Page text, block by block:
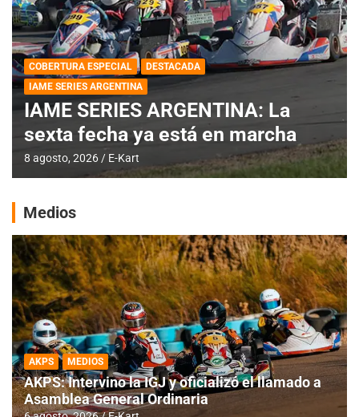
COBERTURA ESPECIAL
DESTACADA
IAME SERIES ARGENTINA
IAME SERIES ARGENTINA: La
sexta fecha ya está en marcha
8 agosto, 2026 E-Kart
Medios
AKPS MEDIOS
AKPS: Intervino la IGJ y oficializó el llamado a
Asamblea General Ordinaria